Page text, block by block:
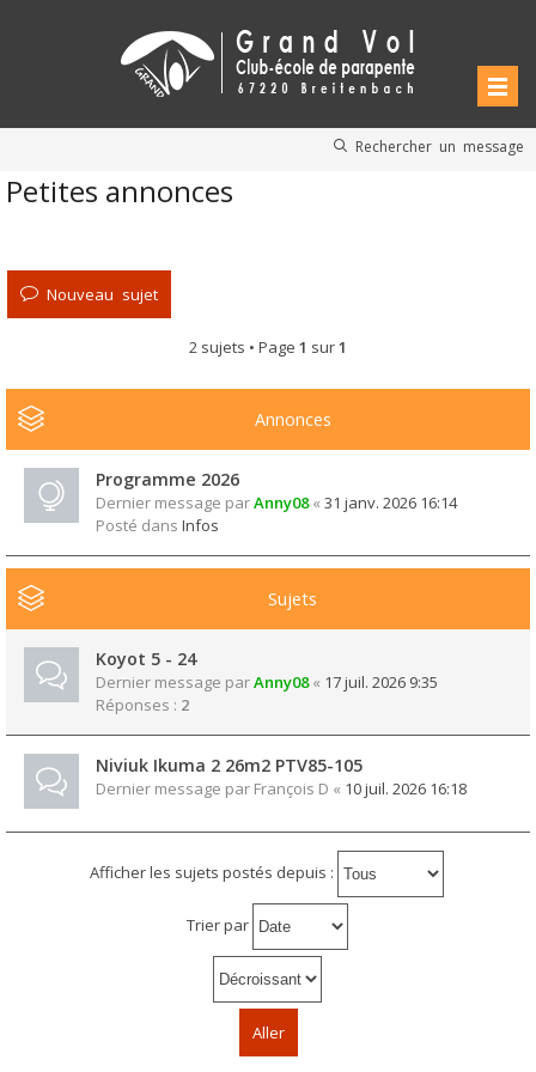
Rechercher un message
Petites annonces
Nouveau sujet
2 sujets • Page 1 sur1
Annonces
Programme 2026
Dernier message parAnny08« 31 janv. 2026 16:14
Posté dans Infos
Sujets
Koyot 5 - 24
Dernier message parAnny08« 17 juil. 2026 9:35
Réponses : 2
Niviuk Ikuma 2 26m2 PTV85-105
Dernier message par François D « 10 juil. 2026 16:18
Afficher les sujets postés depuis :
Trier par